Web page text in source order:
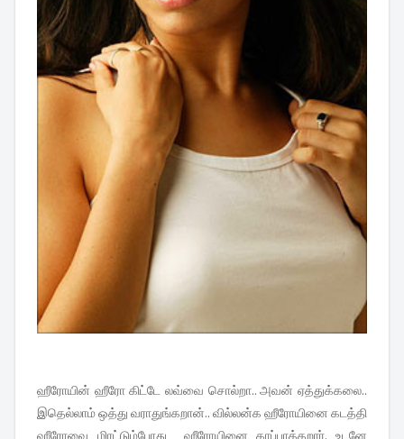
ஹீரோயின் ஹீரோ கிட்டே லவ்வை சொல்றா.. அவன் ஏத்துக்கலை..
இதெல்லாம் ஒத்து வராதுங்கறான்.. வில்லன்க ஹீரோயினை கடத்தி
ஹீரோவை மிரட்டும்போது ஹீரோயினை காப்பாத்தறார். உடனே